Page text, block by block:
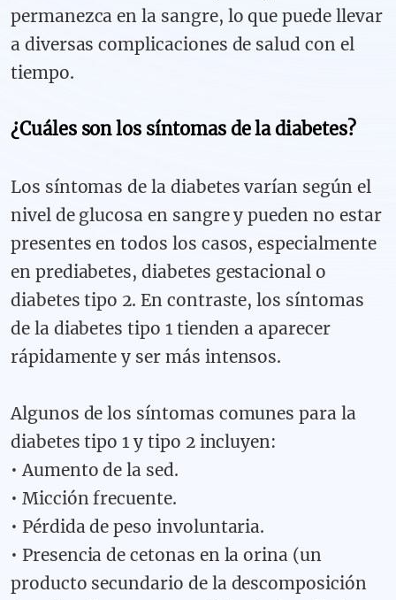
permanezca en la sangre, lo que puede llevar
a diversas complicaciones de salud con el
tiempo.
¿Cuáles son los síntomas de la diabetes?
Los síntomas de la diabetes varían según el
nivel de glucosa en sangre y pueden no estar
presentes en todos los casos, especialmente
en prediabetes, diabetes gestacional o
diabetes tipo 2. En contraste, los síntomas
de la diabetes tipo 1 tienden a aparecer
rápidamente y ser más intensos.
Algunos de los síntomas comunes para la
diabetes tipo 1 y tipo 2 incluyen:
• Aumento de la sed.
• Micción frecuente.
• Pérdida de peso involuntaria.
• Presencia de cetonas en la orina (un
producto secundario de la descomposición